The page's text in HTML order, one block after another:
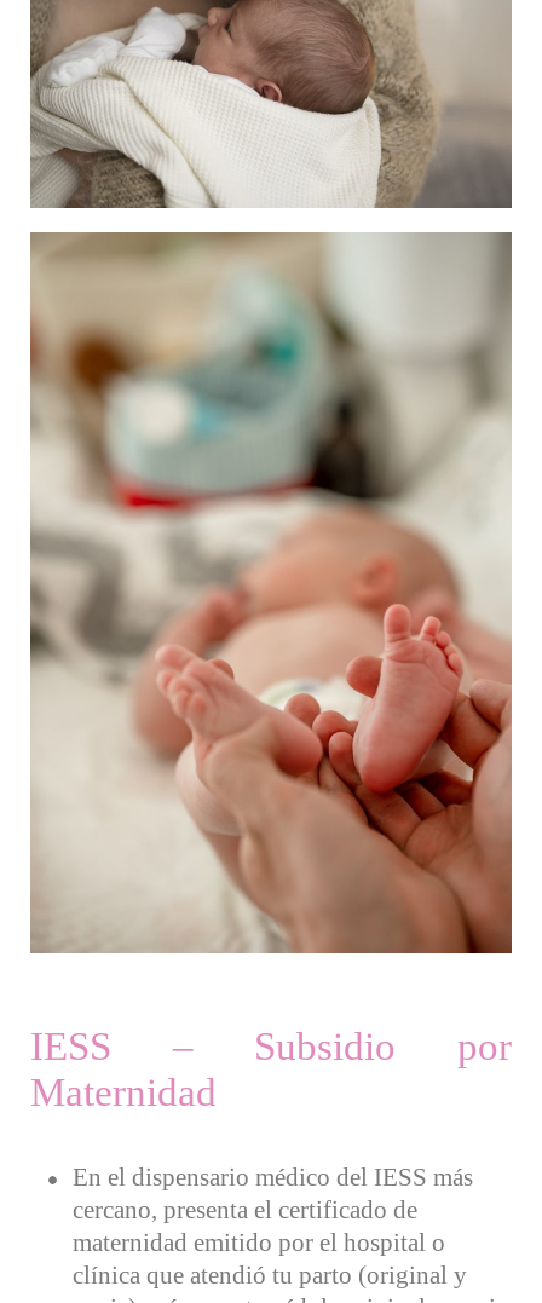
IESS – Subsidio por
Maternidad
En el dispensario médico del IESS más
cercano, presenta el certificado de
maternidad emitido por el hospital o
clínica que atendió tu parto (original y